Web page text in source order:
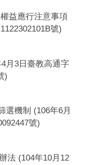
益應行注意事項
號)
月3日臺教高通字
)
選機制 (106年6月
號)
法 (104年10月12